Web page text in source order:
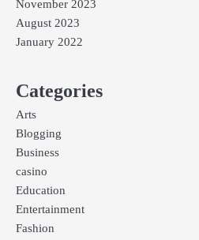
November 2023
August 2023
January 2022
Categories
Arts
Blogging
Business
casino
Education
Entertainment
Fashion